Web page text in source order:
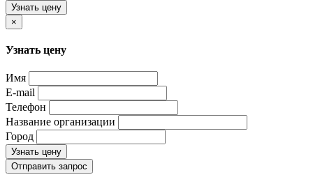
Узнать цену
×
Узнать цену
Имя
E-mail
Телефон
Название организации
Город
Узнать цену
Отправить запрос